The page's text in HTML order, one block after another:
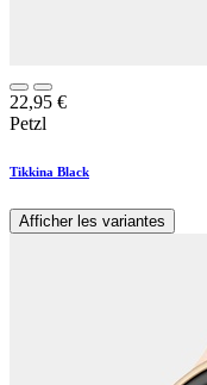
22,95 €
Petzl
Tikkina Black
Afficher les variantes